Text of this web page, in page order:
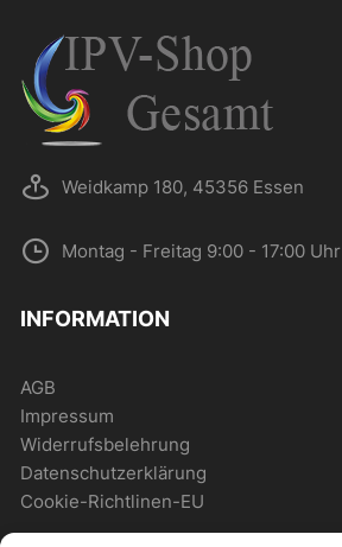
Weidkamp 180, 45356 Essen
Montag - Freitag 9:00 - 17:00 Uhr
INFORMATION
AGB
Impressum
Widerrufsbelehrung
Datenschutzerklärung
Cookie-Richtlinen-EU